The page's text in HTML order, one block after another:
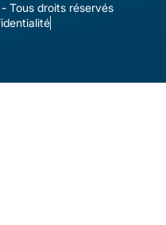
Tous droits réservés